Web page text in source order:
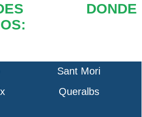
DONDE
Sant Mori
Queralbs